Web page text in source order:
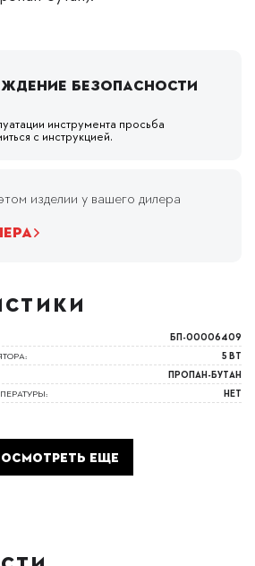
безопасности
инструмента просьба
с инструкцией.
изделии у вашего дилера
БП-00006409
5 ВТ
ПРОПАН-БУТАН
НЕТ
ЕЩЕ